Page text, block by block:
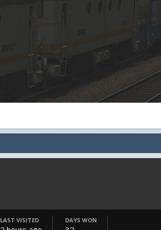
LAST VISITED DAYS WON